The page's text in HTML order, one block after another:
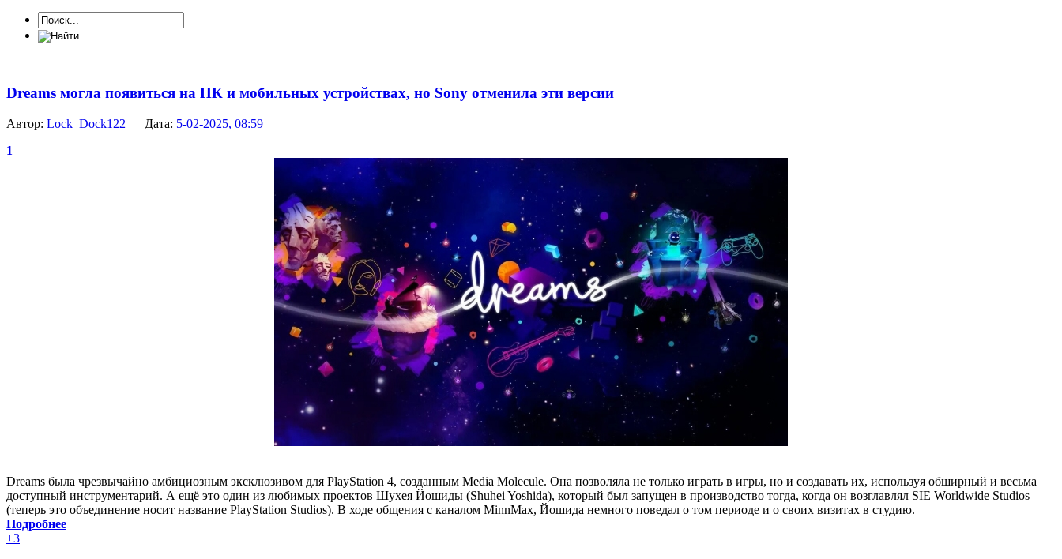
Dreams могла появиться на ПК и мобильных устройствах, но Sony отменила эти версии
Автор: Lock_Dock122 Дата: 5-02-2025, 08:59
1
Dreams была чрезвычайно амбициозным эксклюзивом для PlayStation 4, созданным Media Molecule. Она позволяла не только играть в игры, но и создавать их, используя обширный и весьма
доступный инструментарий. А ещё это один из любимых проектов Шухея Йошиды (Shuhei Yoshida), который был запущен в производство тогда, когда он возглавлял SIE Worldwide Studios
(теперь это объединение носит название PlayStation Studios). В ходе общения с каналом MinnMax, Йошида немного поведал о том периоде и о своих визитах в студию.
Подробнее
+3